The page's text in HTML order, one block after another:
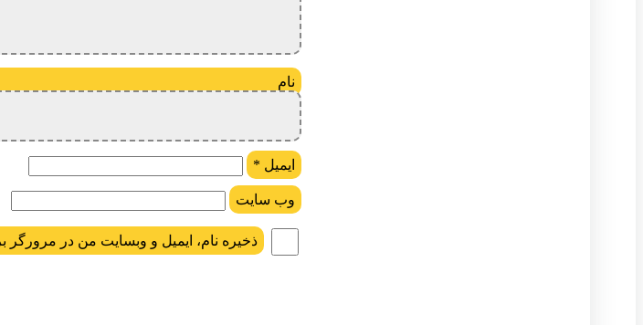
ایمیل *
وب‌ سایت
ذخیره نام، ایمیل و وبسایت من در مرورگر